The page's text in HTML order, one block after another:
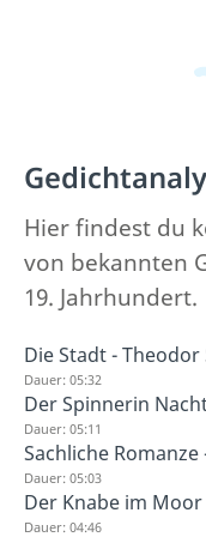
Hier findest du
von bekannten
19. Jahrhundert.
Die Stadt -
Dauer: 05:32
Der Spinnerin
Dauer: 05:11
Sachliche Romanze
Dauer: 05:03
Der Knabe im Moor
Dauer: 04:46